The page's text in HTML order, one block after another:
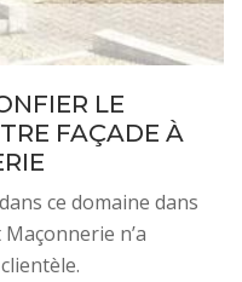
LE
FAÇADE À
ce domaine dans
n’a